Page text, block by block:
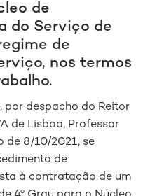
de
do Serviço de
de
nos termos
por despacho do Reitor
de Lisboa, Professor
de 8/10/2021, se
de
à contratação de um